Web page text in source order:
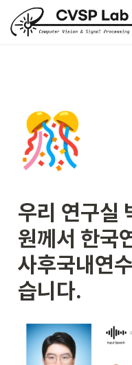
🎊
우리 연구실
원께서 한국
사후국내연
습니다.